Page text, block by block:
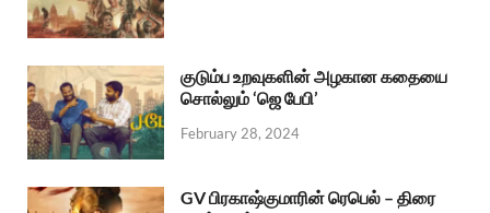
குடும்ப உறவுகளின் அழகான கதையை
சொல்லும் ‘ஜெ பேபி’
February 28, 2024
GV பிரகாஷ்குமாரின் ரெபெல் – திரை